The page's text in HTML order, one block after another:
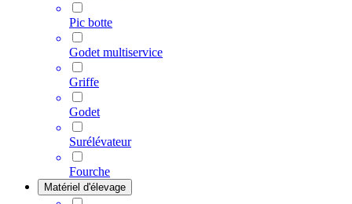
Pic botte
Godet multiservice
Griffe
Godet
Surélévateur
Fourche
Matériel d'élevage